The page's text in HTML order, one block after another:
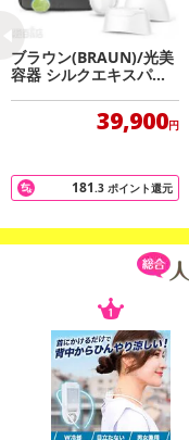
ブラウン(BRAUN)/光美
容器 シルクエキスパー
射/3種類ヘッド/ポーチ
39,900円
181.3 ポイント還元